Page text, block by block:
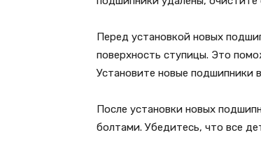
Перед установкой новых
поверхность ступицы. Это
Установите новые подшипники
После установки новых
болтами. Убедитесь, что все